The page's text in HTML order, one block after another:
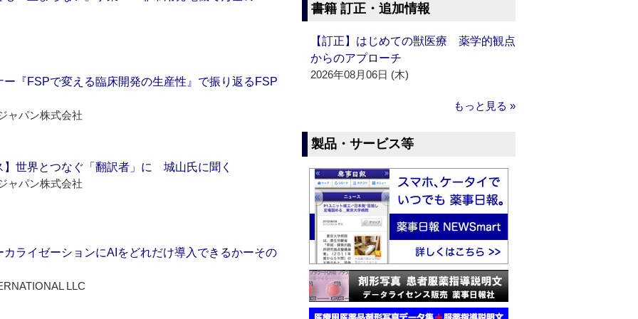
『FSPで変える臨床開発の生産性』で振り返るFSP
ャパン株式会社
】世界とつなぐ「翻訳者」に 城山氏に聞く
ャパン株式会社
ライゼーションにAIをどれだけ導入できるかーその
LLC
書籍 訂正・追加情報
【訂正】はじめての獣医療 薬学的観点
からのアプローチ
2026年08月06日 (木)
もっと見る »
製品・サービス等